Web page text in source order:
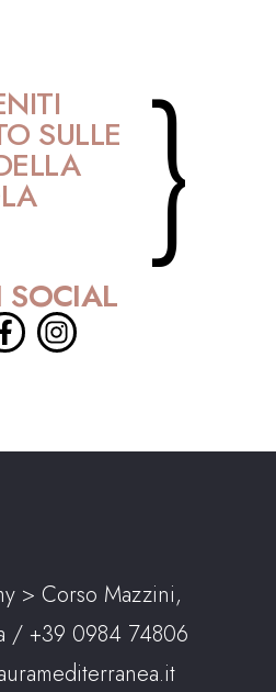
SULLE }
SOCIAL
> Corso Mazzini,
/ +39 0984 74806